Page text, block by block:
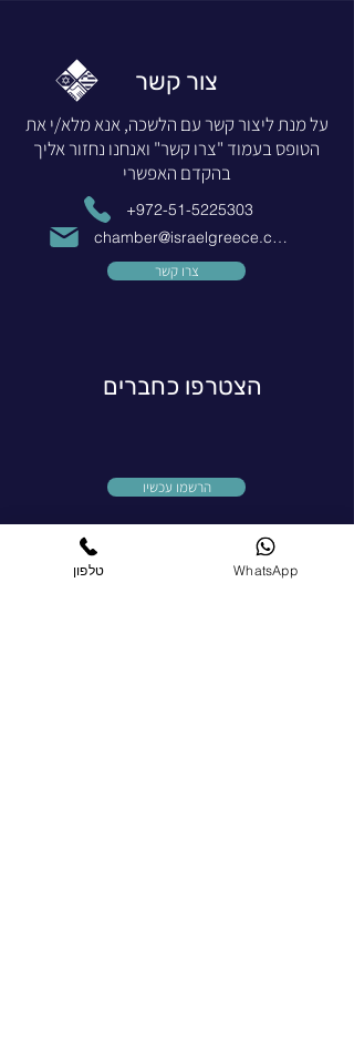
צור קשר
על מנת ליצור קשר עם הלשכה, אנא מלא/י את
הטופס בעמוד "צרו קשר" ואנחנו נחזור אליך
בהקדם האפשרי
+972-51-5225303
chamber@israelgreece.com
צרו קשר
הצטרפו כחברים
הרשמו עכשיו
טלפון WhatsApp